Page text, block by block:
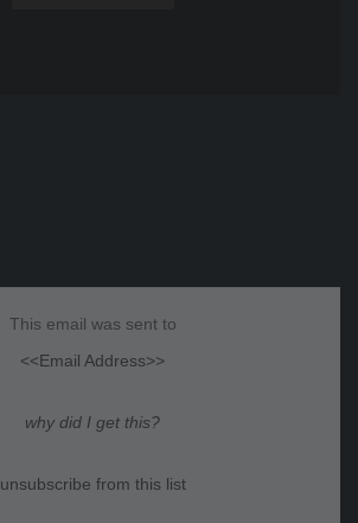
This email was sent to
<<Email Address>>
why did I get this?
unsubscribe from this list